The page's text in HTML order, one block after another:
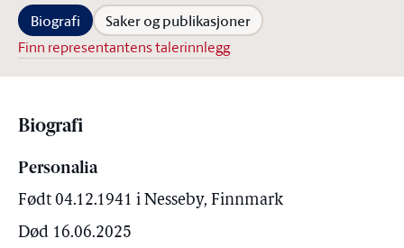
Biografi Saker og publikasjoner
Finn representantens talerinnlegg
Biografi
Personalia
Født 04.12.1941 i Nesseby, Finnmark
Død 16.06.2025